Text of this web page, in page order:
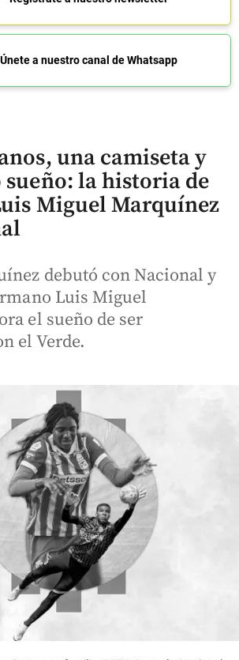
Únete a nuestro canal de Whatsapp
una camiseta y
la historia de
Miguel Marquínez
debutó con Nacional y
Luis Miguel
el sueño de ser
el Verde.